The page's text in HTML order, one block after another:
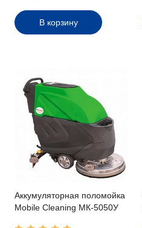
В корзину
Аккумуляторная поломойка
Mobile Cleaning МК-5050У